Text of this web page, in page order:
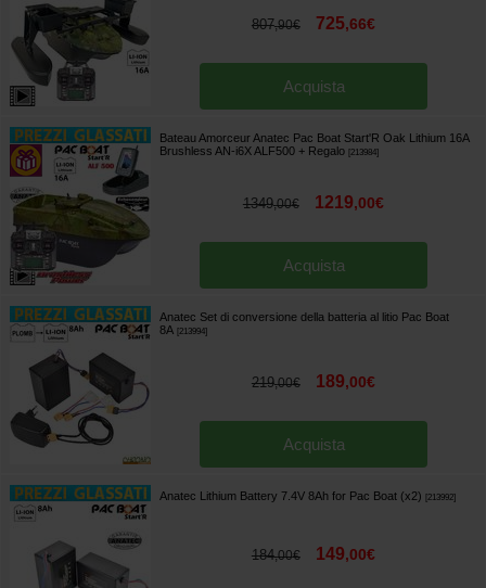
807,90€ 725,66€
Acquista
Bateau Amorceur Anatec Pac Boat Start'R Oak Lithium 16A
Brushless AN-i6X ALF500 + Regalo 213984]
1349,00€ 1219,00€
Acquista
Anatec Set di conversione della batteria al litio Pac Boat
8A
213994]
219,00€ 189,00€
Acquista
Anatec Lithium Battery 7.4V 8Ah for Pac Boat (x2) 213992]
184,00€ 149,00€